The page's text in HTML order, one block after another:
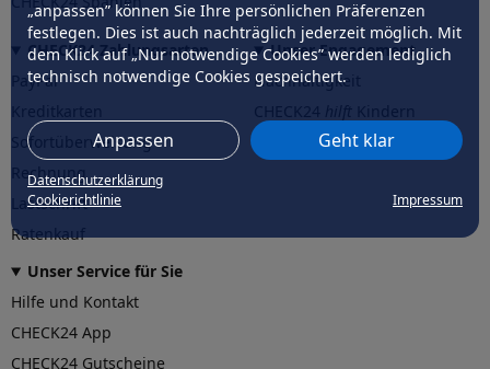
„anpassen” können Sie Ihre persönlichen Präferenzen
festlegen. Dies ist auch nachträglich jederzeit möglich. Mit
dem Klick auf „Nur notwendige Cookies” werden lediglich
technisch notwendige Cookies gespeichert.
Anpassen Geht klar
Datenschutzerklärung
Cookierichtlinie
Impressum
CHECK24 Zahlungsarten
PayPal
Sofortüberweisung
Rechnung
Lastschrift
Ratenkauf
Unser Engagement
Nachhaltigkeit
CHECK24hilftder Natur
Unser Service für Sie
Hilfe und Kontakt
CHECK24 App
CHECK24 Gutscheine